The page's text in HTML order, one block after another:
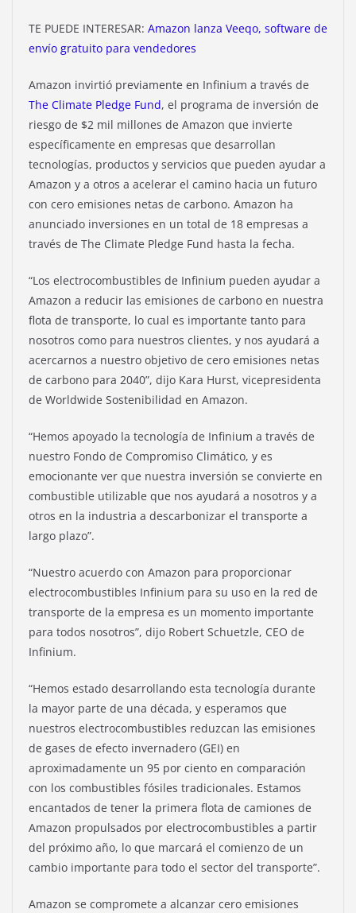
TE PUEDE INTERESAR: Amazon lanza Veeqo, software de
envío gratuito para vendedores
Amazon invirtió previamente en Infinium a través de
The Climate Pledge Fund, el programa de inversión de
riesgo de $2 mil millones de Amazon que invierte
específicamente en empresas que desarrollan
tecnologías, productos y servicios que pueden ayudar a
Amazon y a otros a acelerar el camino hacia un futuro
con cero emisiones netas de carbono. Amazon ha
anunciado inversiones en un total de 18 empresas a
través de The Climate Pledge Fund hasta la fecha.
“Los electrocombustibles de Infinium pueden ayudar a
Amazon a reducir las emisiones de carbono en nuestra
flota de transporte, lo cual es importante tanto para
nosotros como para nuestros clientes, y nos ayudará a
acercarnos a nuestro objetivo de cero emisiones netas
de carbono para 2040”, dijo Kara Hurst, vicepresidenta
de Worldwide Sostenibilidad en Amazon.
“Hemos apoyado la tecnología de Infinium a través de
nuestro Fondo de Compromiso Climático, y es
emocionante ver que nuestra inversión se convierte en
combustible utilizable que nos ayudará a nosotros y a
otros en la industria a descarbonizar el transporte a
largo plazo”.
“Nuestro acuerdo con Amazon para proporcionar
electrocombustibles Infinium para su uso en la red de
transporte de la empresa es un momento importante
para todos nosotros”, dijo Robert Schuetzle, CEO de
Infinium.
“Hemos estado desarrollando esta tecnología durante
la mayor parte de una década, y esperamos que
nuestros electrocombustibles reduzcan las emisiones
de gases de efecto invernadero (GEI) en
aproximadamente un 95 por ciento en comparación
con los combustibles fósiles tradicionales. Estamos
encantados de tener la primera flota de camiones de
Amazon propulsados ​​por electrocombustibles a partir
del próximo año, lo que marcará el comienzo de un
cambio importante para todo el sector del transporte”.
Amazon se compromete a alcanzar cero emisiones